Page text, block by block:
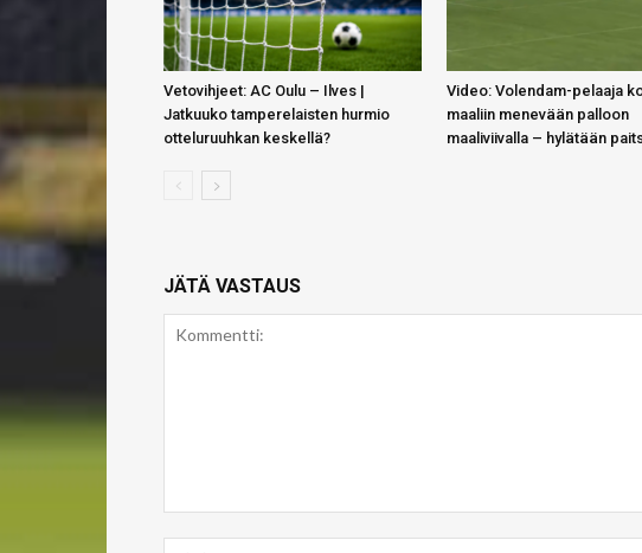
Vetovihjeet: AC Oulu – Ilves |
Jatkuuko tamperelaisten hurmio
otteluruuhkan keskellä?
Video: Volendam-pelaaja
maaliin menevään palloon
maaliviivalla – hylätään
JÄTÄ VASTAUS